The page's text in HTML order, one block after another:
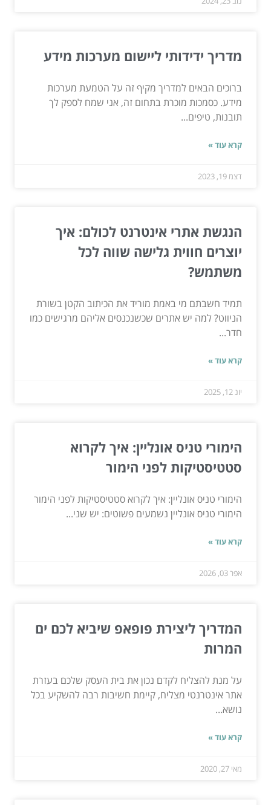
מדריך ידידותי ליישום מערכות מידע
ברוכים הבאים למדריך מקיף זה על הטמעת מערכות
מידע. כסמכות מוכרת בתחום זה, אני שמח לספק לך
תובנות, טיפים...
קרא עוד »
דצמ 19, 2023
הנגשת אתרי אינטרנט לכולם: איך
יוצרים חווית גלישה שווה לכל
משתמש?
תמיד חשבתם מי באמת מוריד את הכיתוב הקטן בשורת
הניווט? למה יש אתרים שכשנכנסים אליהם מרגישים כמו
חדר...
קרא עוד »
יונ 12, 2025
הימורי טניס אונליין: איך לקרוא
סטטיסטיקות לפני הימור
הימורי טניס אונליין: איך לקרוא סטטיסטיקות לפני הימור
הימורי טניס אונליין נשמעים פשוטים: יש שני...
קרא עוד »
אפר 03, 2026
המדריך ליצירת פופאפ שיביא לכם ים
המרות
על מנת להצליח לקדם נכון את בית העסק שלכם בעזרת
אתר אינטרנטי מצליח, קיימת חשיבות רבה להשקיע בכל
נושא...
קרא עוד »
מאי 27, 2020